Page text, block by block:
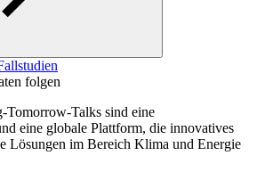
folgen
Tomorrow-Talks sind eine
eine globale Plattform, die innovatives
Lösungen im Bereich Klima und Energie